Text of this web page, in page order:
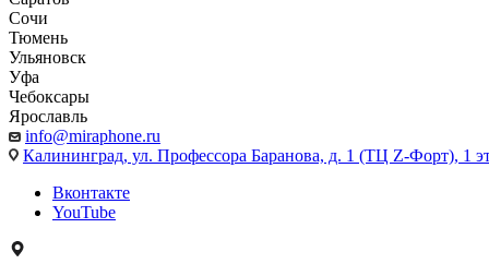
Сочи
Тюмень
Ульяновск
Уфа
Чебоксары
Ярославль
info@miraphone.ru
Калининград, ул. Профессора Баранова, д. 1 (ТЦ Z-Форт), 1
Вконтакте
YouTube